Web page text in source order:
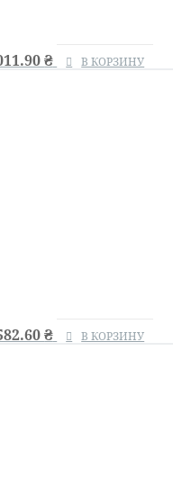
₴ В КОРЗИНУ
₴ В КОРЗИНУ